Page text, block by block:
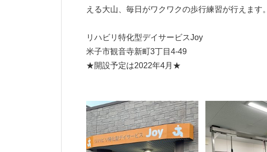
える大山、毎日がワクワクの歩行練習が行えます。
リハビリ特化型デイサービスJoy
米子市観音寺新町3丁目4-49
★開設予定は2022年4月★